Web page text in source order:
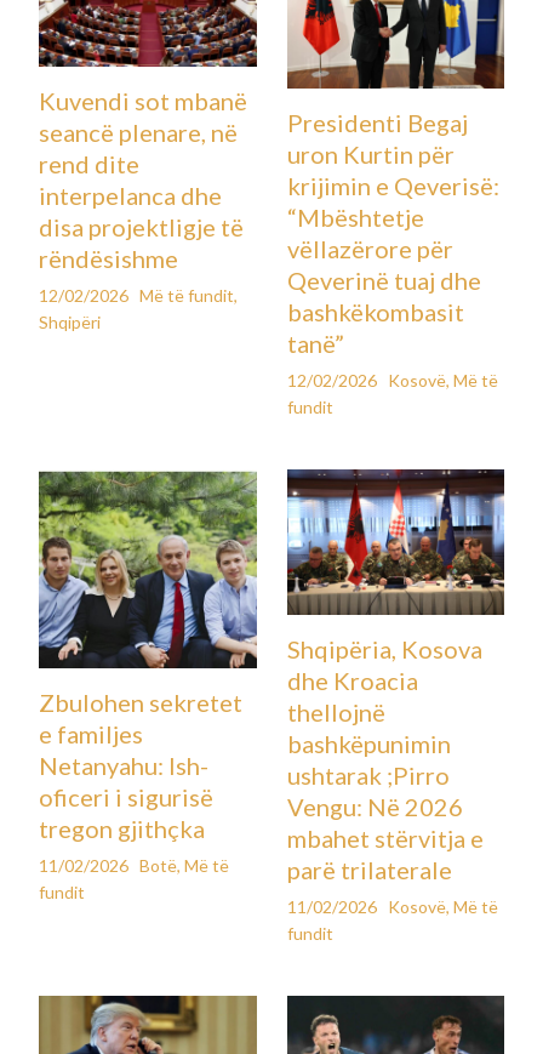
Kuvendi sot mbanë
seancë plenare, në
rend dite
interpelanca dhe
disa projektligje të
rëndësishme
12/02/2026 Më të fundit,
Shqipëri
Presidenti Begaj
uron Kurtin për
krijimin e Qeverisë:
“Mbështetje
vëllazërore për
Qeverinë tuaj dhe
bashkëkombasit
tanë”
12/02/2026 Kosovë, Më të
fundit
Zbulohen sekretet
e familjes
Netanyahu: Ish-
oficeri i sigurisë
tregon gjithçka
11/02/2026 Botë,Më të
fundit
Shqipëria, Kosova
dhe Kroacia
thellojnë
bashkëpunimin
ushtarak ;Pirro
Vengu: Në 2026
mbahet stërvitja e
parë trilaterale
11/02/2026 Kosovë, Më të
fundit